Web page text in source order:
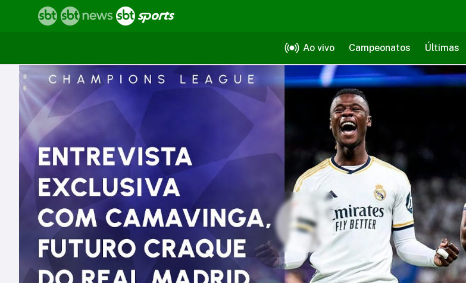
Ao vivo Campeonatos Últimas
Vídeos